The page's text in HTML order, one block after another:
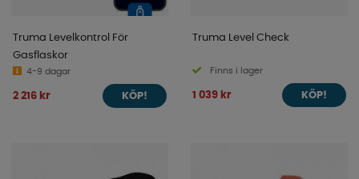
Truma Levelkontrol För
Gasflaskor
4-9 dagar
2 216 kr KÖP!
Truma Level Check
Finns i lager
1 039 kr KÖP!